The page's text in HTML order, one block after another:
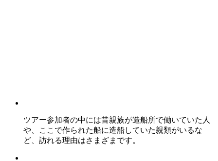
ツアー参加者の中には昔親族が造船所で働いていた人
や、ここで作られた船に造船していた親類がいるな
ど、訪れる理由はさまざまです。